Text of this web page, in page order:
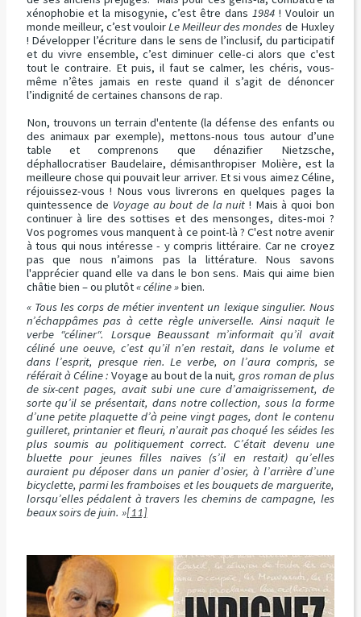
xénophobie et la misogynie, c’est être dans 1984 ! Vouloir un
monde meilleur, c’est vouloirLe Meilleur des mondes de Huxley
! Développer l’écriture dans le sens de l’inclusif, du participatif
et du vivre ensemble, c’est diminuer celle-ci alors que c'est
tout le contraire. Et puis, il faut se calmer, les chéris, vous-
même n’êtes jamais en reste quand il s’agit de dénoncer
l’indignité de certaines chansons de rap.
Non, trouvons un terrain d'entente (la défense des enfants ou
des animaux par exemple), mettons-nous tous autour d’une
table et comprenons que dénazifier Nietzsche,
déphallocratiser Baudelaire, démisanthropiser Molière, est la
meilleure chose qui pouvait leur arriver. Et si vous aimez Céline,
réjouissez-vous ! Nous vous livrerons en quelques pages la
quintessence de Voyage au bout de la nuit ! Mais à quoi bon
continuer à lire des sottises et des mensonges, dites-moi ?
Vos pogromes vous manquent à ce point-là ? C'est notre avenir
à tous qui nous intéresse - y compris littéraire. Car ne croyez
pas que nous n’aimons pas la littérature. Nous savons
l'apprécier quand elle va dans le bon sens. Mais qui aime bien
châtie bien – ou plutôt« céline »bien.
« Tous les corps de métier inventent un lexique singulier. Nous
n’échappâmes pas à cette règle universelle. Ainsi naquit le
verbe “céliner“. Lorsque Beaussant m’informait qu’il avait
céliné une oeuve, c’est qu’il n’en restait, dans le volume et
dans l’esprit, presque rien. Le verbe, on l’aura compris, se
référait à Céline : Voyage au bout de la nuit, gros roman de plus
de six-cent pages, avait subi une cure d’amaigrissement, de
sorte qu’il se présentait, dans notre collection, sous la forme
d’une petite plaquette d’à peine vingt pages, dont le contenu
guilleret, printanier et fleuri, n’aurait pas choqué les séides les
plus soumis au politiquement correct. C’était devenu une
bluette pour jeunes filles naïves (s’il en restait) qu’elles
auraient pu déposer dans un panier d’osier, à l’arrière d’une
bicyclette, parmi les framboises et les bouquets de marguerite,
lorsqu’elles pédalent à travers les chemins de campagne, les
beaux soirs de juin. »[11]